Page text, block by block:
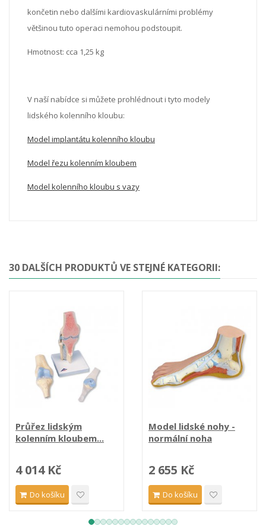
končetin nebo dalšími kardiovaskulárními problémy
většinou tuto operaci nemohou podstoupit.
Hmotnost: cca 1,25 kg
V naší nabídce si můžete prohlédnout i tyto modely
lidského kolenního kloubu:
Model implantátu kolenního kloubu
Model řezu kolenním kloubem
Model kolenního kloubu s vazy
30 DALŠÍCH PRODUKTŮ VE STEJNÉ KATEGORII:
Průřez lidským
kolenním kloubem...
4 014 Kč
Do košíku
Model lidské nohy -
normální noha
2 655 Kč
Do košíku